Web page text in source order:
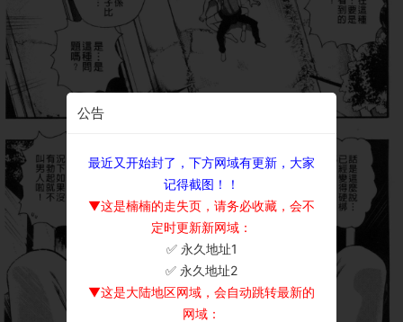
公告
最近又开始封了，下方网域有更新，大家
记得截图！！
▼这是楠楠的走失页，请务必收藏，会不
定时更新新网域：
✅ 永久地址1
✅ 永久地址2
▼这是大陆地区网域，会自动跳转最新的
网域：